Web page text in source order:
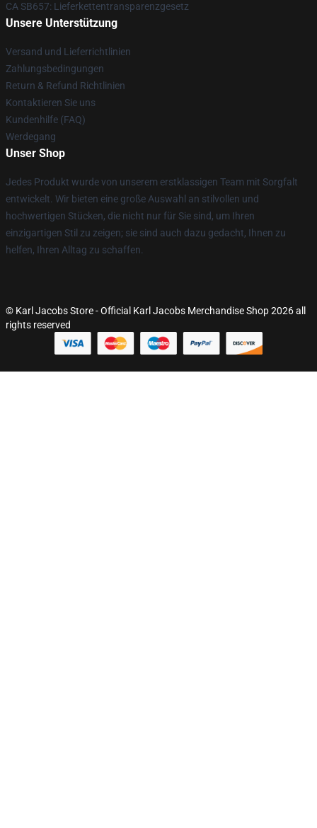
CA SB657: Lieferkettentransparenzgesetz
Unsere Unterstützung
Versand und Lieferrichtlinien
Zahlungsbedingungen
Return & Refund Richtlinien
Kontaktieren Sie uns
Kundenhilfe (FAQ)
Werdegang
Unser Shop
Jedes Produkt wurde von unserem erstklassigen Team mit Sorgfalt
entwickelt. Wir bieten eine große Auswahl an stilvollen und
hochwertigen Stücken, die nicht nur für Sie sind, um Ihren
einzigartigen Stil zu zeigen; sie sind auch dazu gedacht, Ihnen zu
helfen, Ihren Alltag zu schaffen.
© Karl Jacobs Store - Official Karl Jacobs Merchandise Shop 2026 all
rights reserved